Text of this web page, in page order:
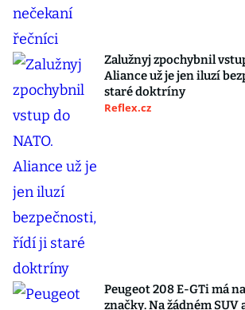
Zalužnyj zpochybnil
Aliance už je jen iluzí
staré doktríny
Reflex.cz
Peugeot 208 E-GTi má
značky. Na žádném SUV